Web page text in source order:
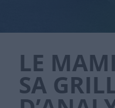
LE
SA